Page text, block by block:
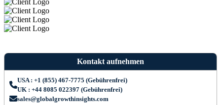
Kontakt aufnehmen
USA : +1 (855) 467-7775 (Gebührenfrei)
UK : +44 8085 022397 (Gebührenfrei)
sales@globalgrowthinsights.com